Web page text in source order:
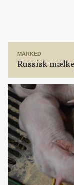
MARKED
Russisk